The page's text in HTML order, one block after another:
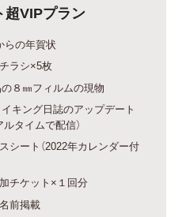
超VIPプラン
らの年賀状
ラシ×5枚
８㎜フィルムの現物
イキング日誌のアップデート
タイムで配信）
シート（2022年カレンダー付
チケット×１回分
前掲載